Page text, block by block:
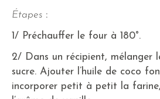
Étapes :
1/ Préchauffer le four à 180°.
2/ Dans un récipient, mélanger
sucre. Ajouter l’huile de coco
incorporer petit à petit la